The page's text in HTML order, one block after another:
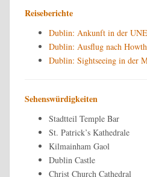
Reiseberichte
Dublin: Ankunft in der
Dublin: Ausflug nach
Dublin: Sightseeing in der
Sehenswürdigkeiten
Stadtteil Temple Bar
St. Patrick’s Kathedrale
Kilmainham Gaol
Dublin Castle
Christ Church Cathedral